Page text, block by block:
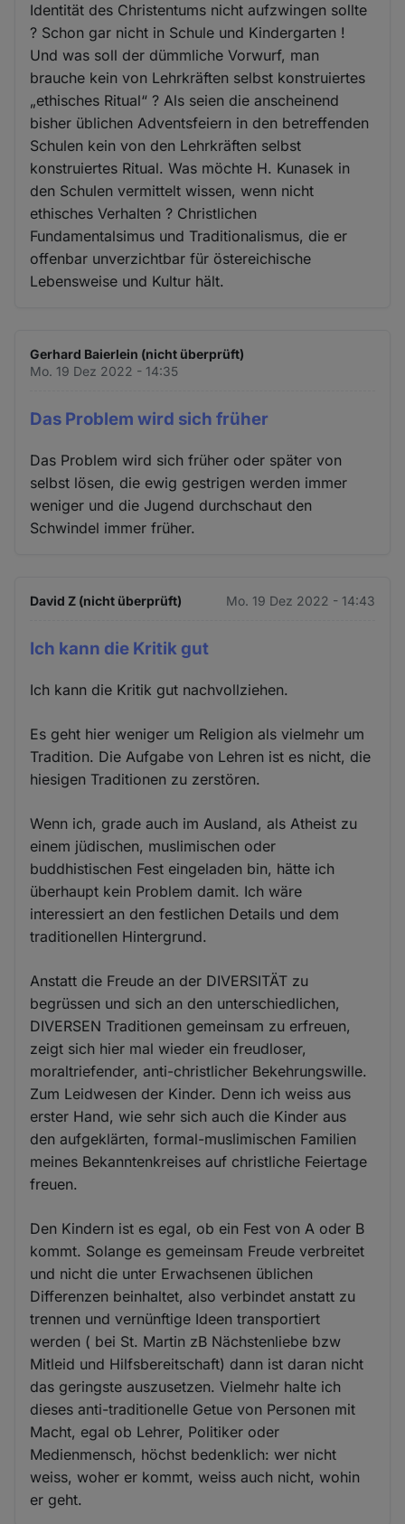
Identität des Christentums nicht aufzwingen sollte
? Schon gar nicht in Schule und Kindergarten !
Und was soll der dümmliche Vorwurf, man
brauche kein von Lehrkräften selbst konstruiertes
„ethisches Ritual“ ? Als seien die anscheinend
bisher üblichen Adventsfeiern in den betreffenden
Schulen kein von den Lehrkräften selbst
konstruiertes Ritual. Was möchte H. Kunasek in
den Schulen vermittelt wissen, wenn nicht
ethisches Verhalten ? Christlichen
Fundamentalsimus und Traditionalismus, die er
offenbar unverzichtbar für östereichische
Lebensweise und Kultur hält.
Gerhard Baierlein (nicht überprüft)
Mo. 19 Dez 2022 - 14:35
Das Problem wird sich früher
Das Problem wird sich früher oder später von
selbst lösen, die ewig gestrigen werden immer
weniger und die Jugend durchschaut den
Schwindel immer früher.
David Z (nicht überprüft) Mo. 19 Dez 2022 - 14:43
Ich kann die Kritik gut
Ich kann die Kritik gut nachvollziehen.
Es geht hier weniger um Religion als vielmehr um
Tradition. Die Aufgabe von Lehren ist es nicht, die
hiesigen Traditionen zu zerstören.
Wenn ich, grade auch im Ausland, als Atheist zu
einem jüdischen, muslimischen oder
buddhistischen Fest eingeladen bin, hätte ich
überhaupt kein Problem damit. Ich wäre
interessiert an den festlichen Details und dem
traditionellen Hintergrund.
Anstatt die Freude an der DIVERSITÄT zu
begrüssen und sich an den unterschiedlichen,
DIVERSEN Traditionen gemeinsam zu erfreuen,
zeigt sich hier mal wieder ein freudloser,
moraltriefender, anti-christlicher Bekehrungswille.
Zum Leidwesen der Kinder. Denn ich weiss aus
erster Hand, wie sehr sich auch die Kinder aus
den aufgeklärten, formal-muslimischen Familien
meines Bekanntenkreises auf christliche Feiertage
freuen.
Den Kindern ist es egal, ob ein Fest von A oder B
kommt. Solange es gemeinsam Freude verbreitet
und nicht die unter Erwachsenen üblichen
Differenzen beinhaltet, also verbindet anstatt zu
trennen und vernünftige Ideen transportiert
werden ( bei St. Martin zB Nächstenliebe bzw
Mitleid und Hilfsbereitschaft) dann ist daran nicht
das geringste auszusetzen. Vielmehr halte ich
dieses anti-traditionelle Getue von Personen mit
Macht, egal ob Lehrer, Politiker oder
Medienmensch, höchst bedenklich: wer nicht
weiss, woher er kommt, weiss auch nicht, wohin
er geht.